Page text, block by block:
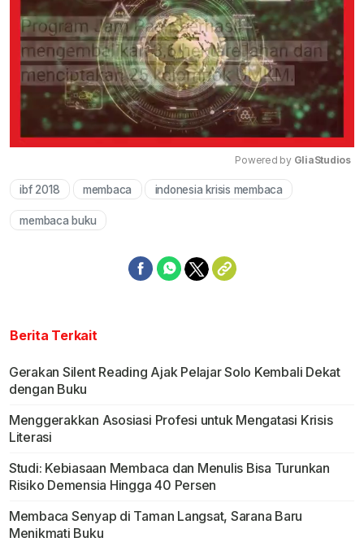
Powered by GliaStudios
ibf 2018 membaca indonesia krisis membaca
membaca buku
Berita Terkait
Gerakan Silent Reading Ajak Pelajar Solo Kembali Dekat
dengan Buku
Menggerakkan Asosiasi Profesi untuk Mengatasi Krisis
Literasi
Studi: Kebiasaan Membaca dan Menulis Bisa Turunkan
Risiko Demensia Hingga 40 Persen
Membaca Senyap di Taman Langsat, Sarana Baru
Menikmati Buku